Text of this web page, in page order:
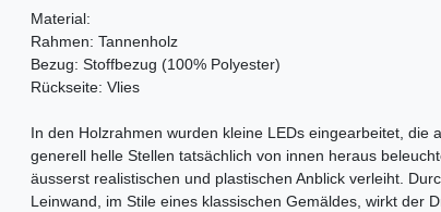
Material:
Rahmen: Tannenholz
Bezug: Stoffbezug (100% Polyester)
Rückseite: Vlies
In den Holzrahmen wurden kleine LEDs eingearbeitet, die
generell helle Stellen tatsächlich von innen heraus
äusserst realistischen und plastischen Anblick verleiht.
Leinwand, im Stile eines klassischen Gemäldes, wirkt der